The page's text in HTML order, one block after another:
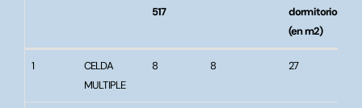
517
dormitorio
(en m2)
Tipo de
Cupo
Cantidad de
Dimensiones
1
CELDA
MULTIPLE
8 8 27